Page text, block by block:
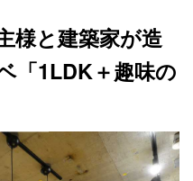
様と建築家が造
「1LDK＋趣味の